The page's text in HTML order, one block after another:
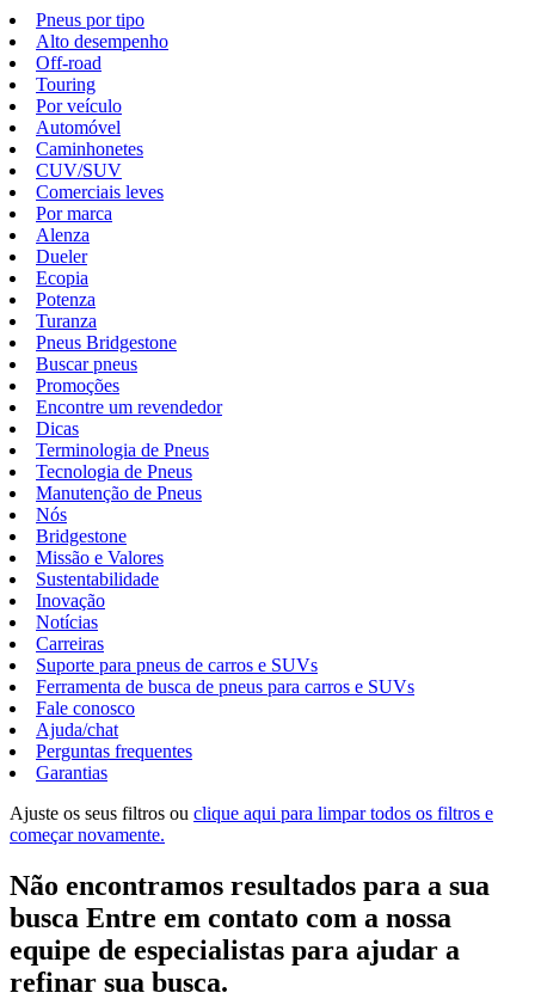
Pneus por tipo
Alto desempenho
Off-road
Touring
Por veículo
Automóvel
Caminhonetes
CUV/SUV
Comerciais leves
Por marca
Alenza
Dueler
Ecopia
Potenza
Turanza
Pneus Bridgestone
Buscar pneus
Promoções
Encontre um revendedor
Dicas
Terminologia de Pneus
Tecnologia de Pneus
Manutenção de Pneus
Nós
Bridgestone
Missão e Valores
Sustentabilidade
Inovação
Notícias
Carreiras
Suporte para pneus de carros e SUVs
Ferramenta de busca de pneus para carros e SUVs
Fale conosco
Ajuda/chat
Perguntas frequentes
Garantias
Ajuste os seus filtros ou clique aqui para limpar todos os filtros e
começar novamente.
Não encontramos resultados para a sua
busca Entre em contato com a nossa
equipe de especialistas para ajudar a
refinar sua busca.